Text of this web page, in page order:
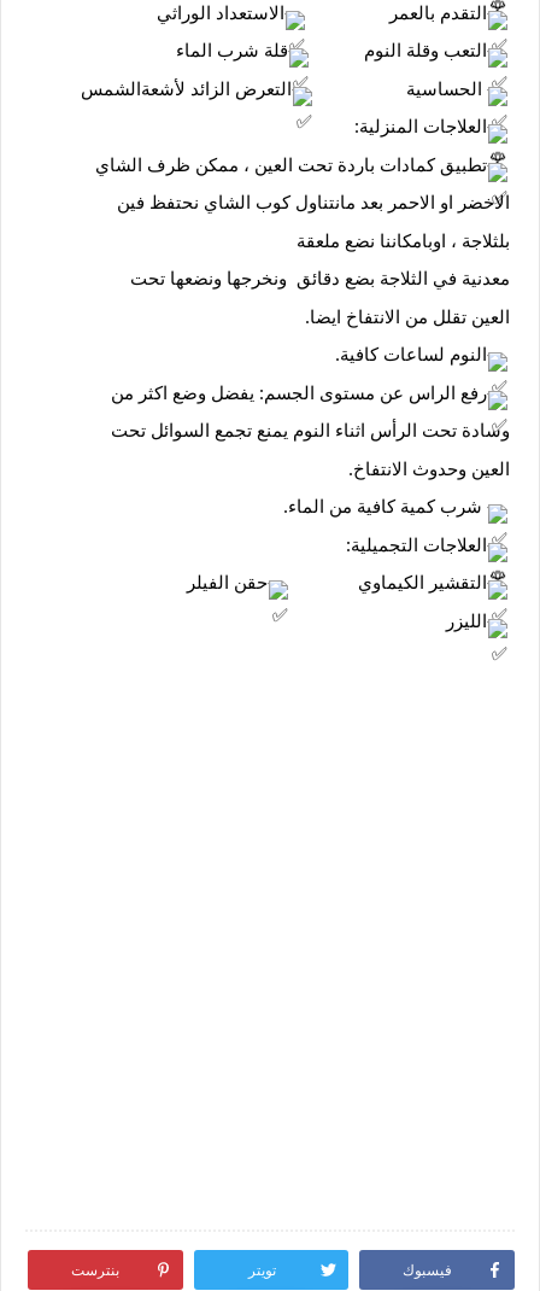
-التقدم بالعمر
-الاستعداد الوراثي
-التعب وقلة النوم
-قلة شرب الماء
- الحساسية
-التعرض الزائد لأشعةالشمس
-العلاجات المنزلية:
-تطبيق كمادات باردة تحت العين ، ممكن ظرف الشاي
-النوم لساعات كافية.
-رفع الراس عن مستوى الجسم: يفضل وضع اكثر من
- شرب كمية كافية من الماء.
-العلاجات التجميلية:
-التقشير الكيماوي
-حقن الفيلر
-الليزر
فيسبوك تويتر بنترست